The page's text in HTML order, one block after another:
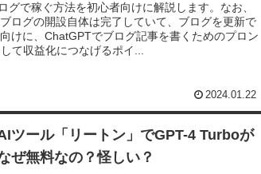
グで稼ぐ方法を初心者向けに解説します。なお、
ログの開設自体は完了していて、ブログを更新で
けに、ChatGPTでブログ記事を書くためのプロン
て収益化につなげるポイ...
2024.01.22
ツール「リートン」でGPT-4 Turboが
ぜ無料なの？怪しい？